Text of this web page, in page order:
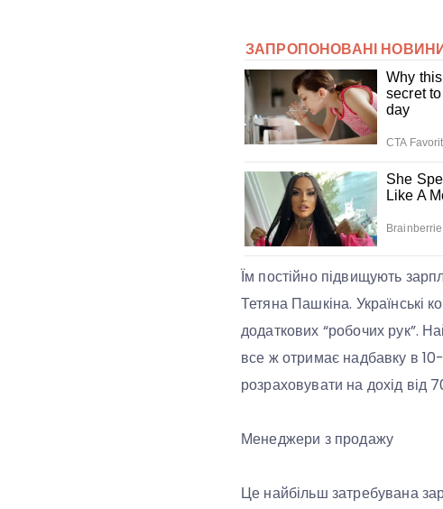
Їм постійно підвищують
Тетяна Пашкіна. Українські
додаткових “робочих рук”.
все ж отримає надбавку в
розраховувати на дохід від
Менеджери з продажу
Це найбільш затребувана